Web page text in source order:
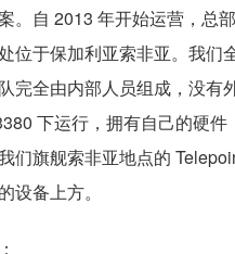
。自 2013 年开始运营，总
位于保加利亚索非亚。我们
完全由内部人员组成，没有
下运行，拥有自己的硬件
们旗舰索非亚地点的
设备上方。